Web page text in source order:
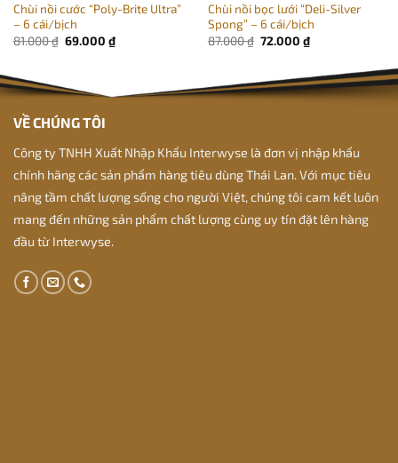
Chùi nồi cước “Poly-Brite Ultra”
– 6 cái/bịch
81.000₫ Giá
gốc
69.000 ₫Giá
hiện
Chùi nồi bọc lưới “Deli-Silver
Spong” – 6 cái/bịch
87.000₫ Giá
gốc
87.000 ₫.
72.000 ₫Giá
hiện
là:
72.000 ₫.
VỀ CHÚNG TÔI
Công ty TNHH Xuất Nhập Khẩu Interwyse là đơn vị nhập khẩu
chính hãng các sản phẩm hàng tiêu dùng Thái Lan. Với mục tiêu
nâng tầm chất lượng sống cho người Việt, chúng tôi cam kết luôn
mang đến những sản phẩm chất lượng cùng uy tín đặt lên hàng
đầu từ Interwyse.